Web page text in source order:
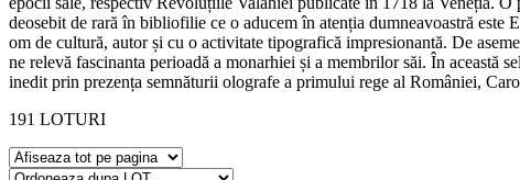
deosebit de rară în bibliofilie ce o aducem în atenția dumneavoastră
om de cultură, autor și cu o activitate tipografică impresionantă. De
ne relevă fascinanta perioadă a monarhiei și a membrilor săi. În această
inedit prin prezența semnăturii olografe a primului rege al României,
191 LOTURI